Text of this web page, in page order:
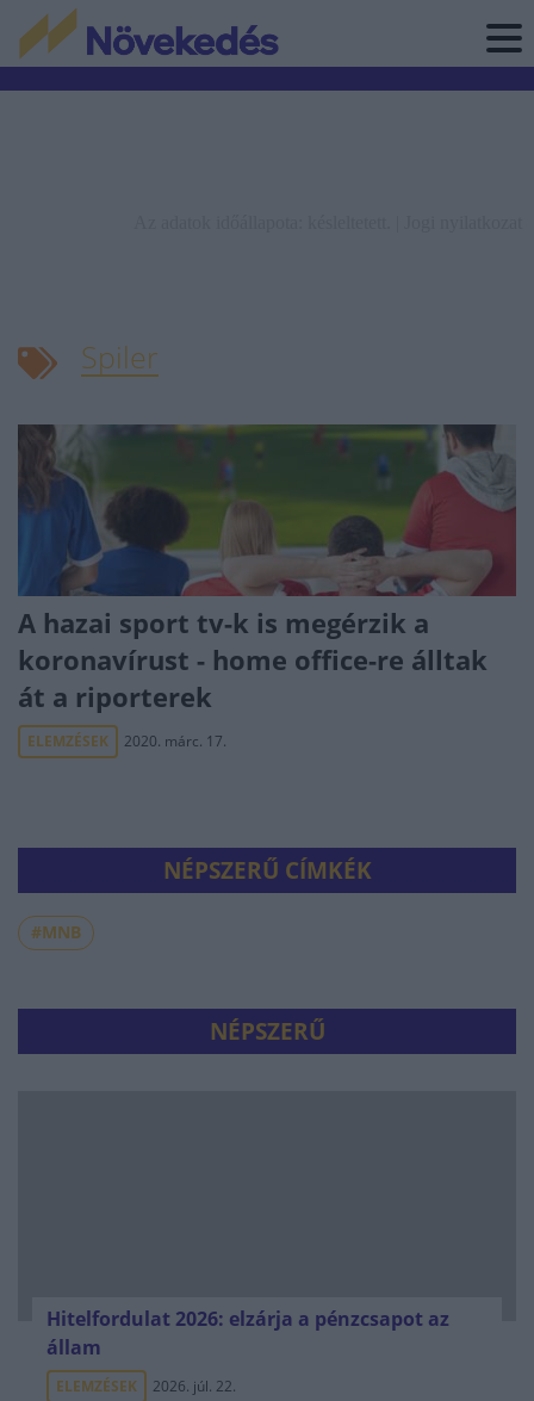
Spiler
A hazai sport tv-k is megérzik a
koronavírust - home office-re álltak
át a riporterek
ELEMZÉSEK 2020. márc. 17.
NÉPSZERŰ CÍMKÉK
#MNB
NÉPSZERŰ
Hitelfordulat 2026: elzárja a pénzcsapot az
állam
ELEMZÉSEK 2026. júl. 22.